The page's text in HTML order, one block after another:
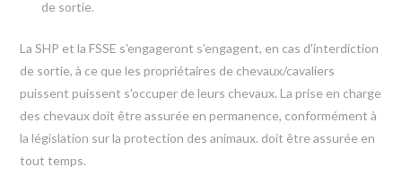
de sortie.
La SHP et la FSSE s'engageront s'engagent, en cas d'interdiction
de sortie, à ce que les propriétaires de chevaux/cavaliers
puissent puissent s'occuper de leurs chevaux. La prise en charge
des chevaux doit être assurée en permanence, conformément à
la législation sur la protection des animaux. doit être assurée en
tout temps.